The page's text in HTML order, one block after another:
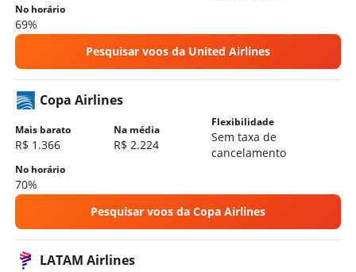
Hotéis em Corpus Christi
Hotéis em Arlington
Hotéis em El Paso
Hotéis em Port Aransas
Hotéis em Lubbock
No horário
69%
Pesquisar voos da United Airlines
Copa Airlines
Mais barato
R$ 1.366
Na média
R$ 2.224
Flexibilidade
Sem taxa de
cancelamento
No horário
70%
Pesquisar voos da Copa Airlines
LATAM Airlines